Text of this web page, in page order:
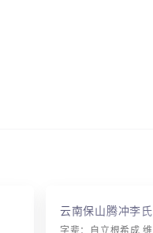
云南保山腾冲李氏